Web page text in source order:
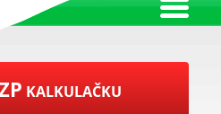
KALKULAČKU